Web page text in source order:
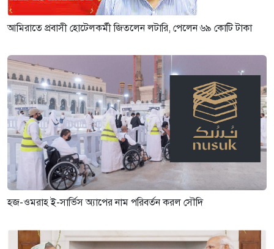
আমিরাতে প্রবাসী হোটেলকর্মী জিতলেন লটারি, পেলেন ৬৯ কোটি টাকা
হজ-ওমরাহ ই-সার্ভিস অ্যাপের নাম পরিবর্তন করল সৌদি